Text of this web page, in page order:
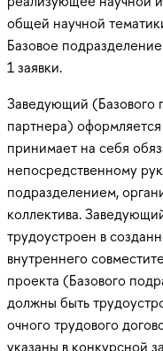
общей научной
Базовое
1 заявки.
Заведующий (Базового
партнера)
принимает на себя
непосредственному
подразделением,
коллектива.
трудоустроен в
внутреннего
проекта (Базового
должны быть
очного трудового
указаны в конкурсной